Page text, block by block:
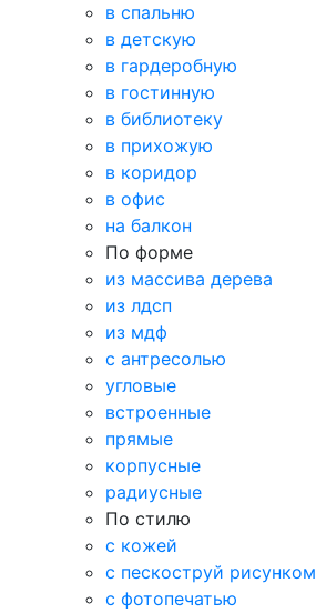
в спальню
в детскую
в гардеробную
в гостинную
в библиотеку
в прихожую
в коридор
в офис
на балкон
По форме
из массива дерева
из лдсп
из мдф
с антресолью
угловые
встроенные
прямые
корпусные
радиусные
По стилю
с кожей
с пескоструй рисунком
с фотопечатью